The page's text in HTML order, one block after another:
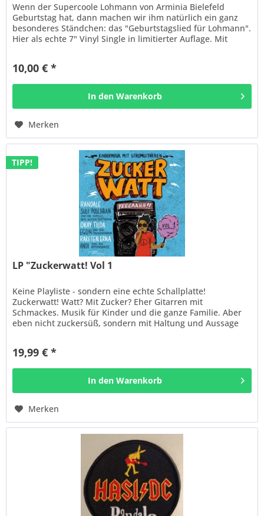
Wenn der Supercoole Lohmann von Arminia Bielefeld
Geburtstag hat, dann machen wir ihm natürlich ein ganz
besonderes Ständchen: das "Geburtstagslied für Lohmann".
Hier als echte 7" Vinyl Single in limitierter Auflage. Mit
10,00 € *
In den Warenkorb
Merken
TIPP!
LP "Zuckerwatt! Vol 1
Keine Playliste - sondern eine echte Schallplatte!
Zuckerwatt! Watt? Mit Zucker? Eher Gitarren mit
Schmackes. Musik für Kinder und die ganze Familie. Aber
eben nicht zuckersüß, sondern mit Haltung und Aussage
19,99 € *
In den Warenkorb
Merken